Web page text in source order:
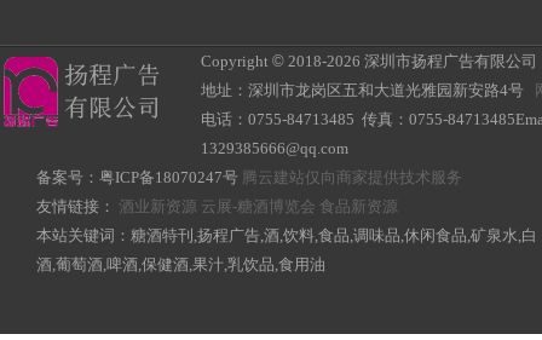
Copyright © 2018-2026 深圳市扬程广告有限公
地址：深圳市龙岗区五和大道光雅园新安路4号
电话：0755-84713485 传真：0755-
1329385666@qq.com
备案号： 粤ICP备18070247号 腾云建站仅向商家提供技术服务
友情链接： 酒业新资源 云展-糖酒博览会 食品新资源
本站关键词：糖酒特刊,扬程广告,酒,饮料,食品,调味品,休闲食品,矿泉水,白
酒,葡萄酒,啤酒,保健酒,果汁,乳饮品,食用油